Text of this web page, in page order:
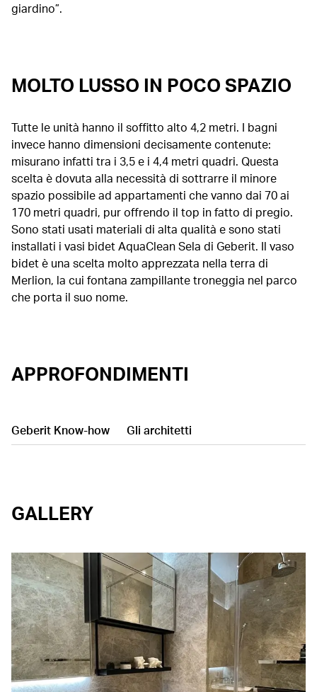
giardino”.
MOLTO LUSSO IN POCO SPAZIO
Tutte le unità hanno il soffitto alto 4,2 metri. I bagni
invece hanno dimensioni decisamente contenute:
misurano infatti tra i 3,5 e i 4,4 metri quadri. Questa
scelta è dovuta alla necessità di sottrarre il minore
spazio possibile ad appartamenti che vanno dai 70 ai
170 metri quadri, pur offrendo il top in fatto di pregio.
Sono stati usati materiali di alta qualità e sono stati
installati i vasi bidet AquaClean Sela di Geberit. Il vaso
bidet è una scelta molto apprezzata nella terra di
Merlion, la cui fontana zampillante troneggia nel parco
che porta il suo nome.
APPROFONDIMENTI
Geberit Know-how Gli architetti
GALLERY